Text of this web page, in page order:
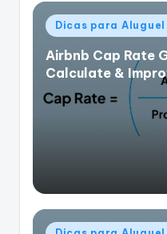
Postado
em
Dicas para
Airbnb Cap Rate
Calculate &
Postado